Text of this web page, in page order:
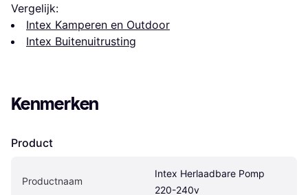
Vergelijk:
Intex Kamperen en Outdoor
Intex Buitenuitrusting
Kenmerken
Product
Productnaam
Intex Herlaadbare Pomp
220-240v